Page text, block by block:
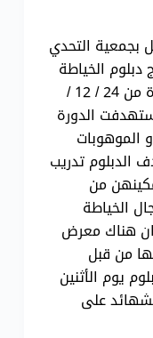
بجمعية التحدي
الخياطة
في دورته الثانية وذلك خلال الفترة من 24 / 12 /
م وقد أستهدفت الدورة
الموهوبات
الدبلوم تدريب
من
الخياطة
هناك معرض
من قبل
يوم الأثنين
الشهائد على